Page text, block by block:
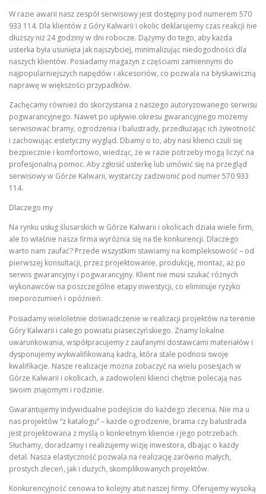
W razie awarii nasz zespół serwisowy jest dostępny pod numerem 570
933 114. Dla klientów z Góry Kalwarii i okolic deklarujemy czas reakcji nie
dłuższy niż 24 godziny w dni robocze. Dążymy do tego, aby każda
usterka była usunięta jak najszybciej, minimalizując niedogodności dla
naszych klientów. Posiadamy magazyn z częściami zamiennymi do
najpopularniejszych napędów i akcesoriów, co pozwala na błyskawiczną
naprawę w większości przypadków.
Zachęcamy również do skorzystania z naszego autoryzowanego serwisu
pogwarancyjnego. Nawet po upływie okresu gwarancyjnego możemy
serwisować bramy, ogrodzenia i balustrady, przedłużając ich żywotność
i zachowując estetyczny wygląd. Dbamy o to, aby nasi klienci czuli się
bezpiecznie i komfortowo, wiedząc, że w razie potrzeby mogą liczyć na
profesjonalną pomoc. Aby zgłosić usterkę lub umówić się na przegląd
serwisowy w Górze Kalwarii, wystarczy zadzwonić pod numer 570 933
114.
Dlaczego my
Na rynku usług ślusarskich w Górze Kalwarii i okolicach działa wiele firm,
ale to właśnie nasza firma wyróżnia się na tle konkurencji. Dlaczego
warto nam zaufać? Przede wszystkim stawiamy na kompleksowość – od
pierwszej konsultacji, przez projektowanie, produkcję, montaż, aż po
serwis gwarancyjny i pogwarancyjny. Klient nie musi szukać różnych
wykonawców na poszczególne etapy inwestycji, co eliminuje ryzyko
nieporozumień i opóźnień.
Posiadamy wieloletnie doświadczenie w realizacji projektów na terenie
Góry Kalwarii i całego powiatu piaseczyńskiego. Znamy lokalne
uwarunkowania, współpracujemy z zaufanymi dostawcami materiałów i
dysponujemy wykwalifikowaną kadrą, która stale podnosi swoje
kwalifikacje. Nasze realizacje można zobaczyć na wielu posesjach w
Górze Kalwarii i okolicach, a zadowoleni klienci chętnie polecają nas
swoim znajomym i rodzinie.
Gwarantujemy indywidualne podejście do każdego zlecenia. Nie ma u
nas projektów “z katalogu” – każde ogrodzenie, brama czy balustrada
jest projektowana z myślą o konkretnym kliencie i jego potrzebach.
Słuchamy, doradzamy i realizujemy wizję inwestora, dbając o każdy
detal. Nasza elastyczność pozwala na realizację zarówno małych,
prostych zleceń, jak i dużych, skomplikowanych projektów.
Konkurencyjność cenowa to kolejny atut naszej firmy. Oferujemy wysoką